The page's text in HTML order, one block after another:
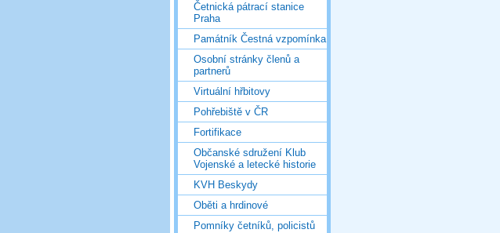
Četnická pátrací stanice
Praha
Památník Čestná vzpomínka
Osobní stránky členů a
partnerů
Virtuální hřbitovy
Pohřebiště v ČR
Fortifikace
Občanské sdružení Klub
Vojenské a letecké historie
KVH Beskydy
Oběti a hrdinové
Pomníky četníků, policistů